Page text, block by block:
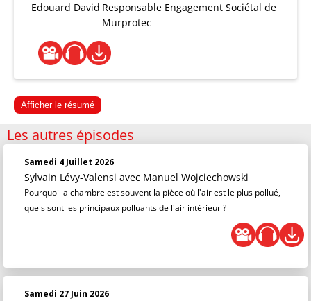
Edouard David Responsable Engagement Sociétal de
Murprotec
Afficher le résumé
Les autres épisodes
Samedi 4 Juillet 2026
Sylvain Lévy-Valensi avec Manuel Wojciechowski
Pourquoi la chambre est souvent la pièce où l'air est le plus pollué,
quels sont les principaux polluants de l'air intérieur ?
Samedi 27 Juin 2026